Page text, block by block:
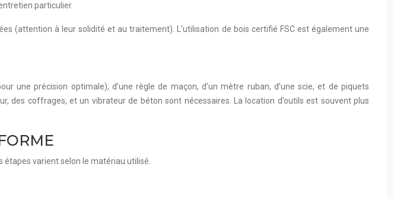
particulier.
(attention à leur solidité et au traitement). L’utilisation de bois certifié FSC est également une
une précision optimale), d’une règle de maçon, d’un mètre ruban, d’une scie, et de piquets
des coffrages, et un vibrateur de béton sont nécessaires. La location d’outils est souvent plus
varient selon le matériau utilisé.